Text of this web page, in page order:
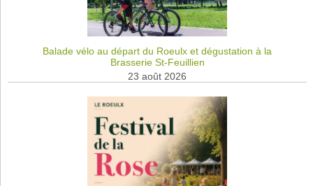
Balade vélo au départ du Roeulx et dégustation à la
Brasserie St-Feuillien
23 août 2026